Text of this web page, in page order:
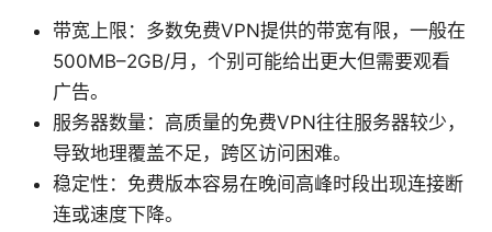
带宽上限：多数免费VPN提供的带宽有限，一般在
500MB–2GB/月，个别可能给出更大但需要观看
广告。
服务器数量：高质量的免费VPN往往服务器较少，
导致地理覆盖不足，跨区访问困难。
稳定性：免费版本容易在晚间高峰时段出现连接断
连或速度下降。